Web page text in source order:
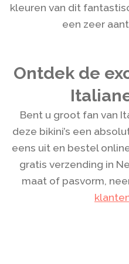
kleuren van dit
een zeer
Ontdek de
Bent u groot fan van
deze bikini’s een
eens uit en bestel
gratis verzending in
maat of pasvorm,